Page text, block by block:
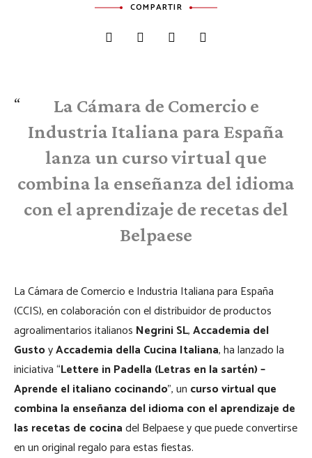
COMPARTIR
La Cámara de Comercio e
Industria Italiana para España
lanza un curso virtual que
combina la enseñanza del idioma
con el aprendizaje de recetas del
Belpaese
La Cámara de Comercio e Industria Italiana para España
(CCIS), en colaboración con el distribuidor de productos
agroalimentarios italianos Negrini SL,Accademia del
GustoyAccademia della Cucina Italiana, ha lanzado la
iniciativa “Lettere in Padella (Letras en la sartén) –
Aprende el italiano cocinando”, un curso virtual que
combina la enseñanza del idioma con el aprendizaje de
las recetas de cocinadel Belpaese y que puede convertirse
en un original regalo para estas fiestas.